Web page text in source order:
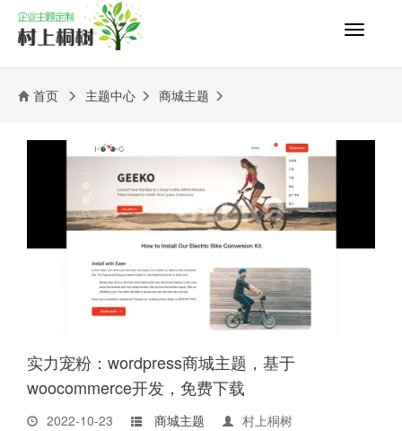
切
导
首页 主题中心 商城主题
实力宠粉：wordpress商城主题，基于
woocommerce开发，免费下载
2022-10-23 商城主题 村上桐树